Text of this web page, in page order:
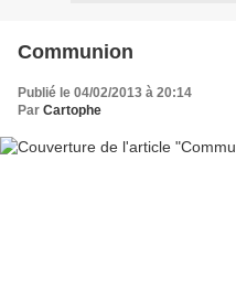
Communion
Publié le 04/02/2013 à 20:14
Par Cartophe